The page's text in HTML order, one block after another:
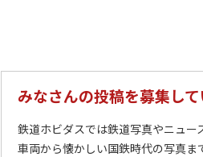
みなさんの投稿を募集し
鉄道ホビダスでは鉄道写真やニュー
車両から懐かしい国鉄時代の写真